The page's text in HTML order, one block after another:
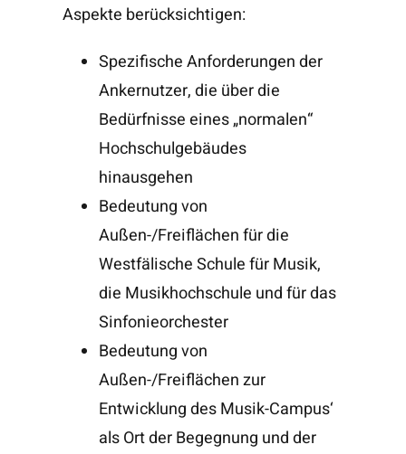
Aspekte berücksichtigen:
Spezifische Anforderungen der
Ankernutzer, die über die
Bedürfnisse eines „normalen“
Hochschulgebäudes
hinausgehen
Bedeutung von
Außen-/Freiflächen für die
Westfälische Schule für Musik,
die Musikhochschule und für das
Sinfonieorchester
Bedeutung von
Außen-/Freiflächen zur
Entwicklung des Musik-Campus‘
als Ort der Begegnung und der